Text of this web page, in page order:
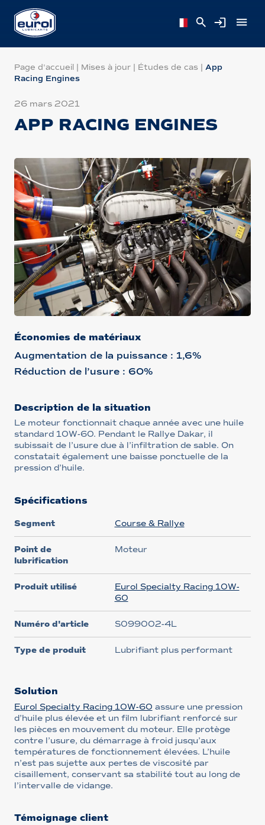
Page d'accueil | Mises à jour | Études de cas | App
Racing Engines
26 mars 2021
APP RACING ENGINES
Économies de matériaux
Augmentation de la puissance : 1,6%
Réduction de l’usure : 60%
Description de la situation
Le moteur fonctionnait chaque année avec une huile
standard 10W-60. Pendant le Rallye Dakar, il
subissait de l’usure due à l’infiltration de sable. On
constatait également une baisse ponctuelle de la
pression d’huile.
Spécifications
Segment Course & Rallye
Point de
lubrification
Moteur
Produit utilisé
Eurol Specialty Racing 10W-
60
Numéro d'article S099002-4L
Type de produit Lubrifiant plus performant
Solution
Eurol Specialty Racing 10W-60 assure une pression
d’huile plus élevée et un film lubrifiant renforcé sur
les pièces en mouvement du moteur. Elle protège
contre l’usure, du démarrage à froid jusqu’aux
températures de fonctionnement élevées. L’huile
n’est pas sujette aux pertes de viscosité par
cisaillement, conservant sa stabilité tout au long de
l’intervalle de vidange.
Témoignage client